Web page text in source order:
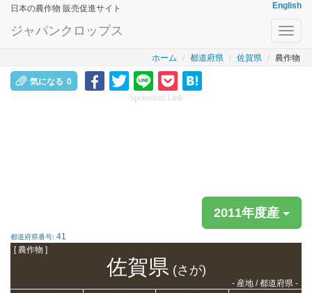
日本の農作物 販売促進サイト English
ジャパンクロップス
ホーム 都道府県 佐賀県 農作物
気になる 0
Sponsored Link
2011年度産
都道府県番号: 41
[ 農作物 ]
佐賀県(さが)
- 産地 / 都道府県 -